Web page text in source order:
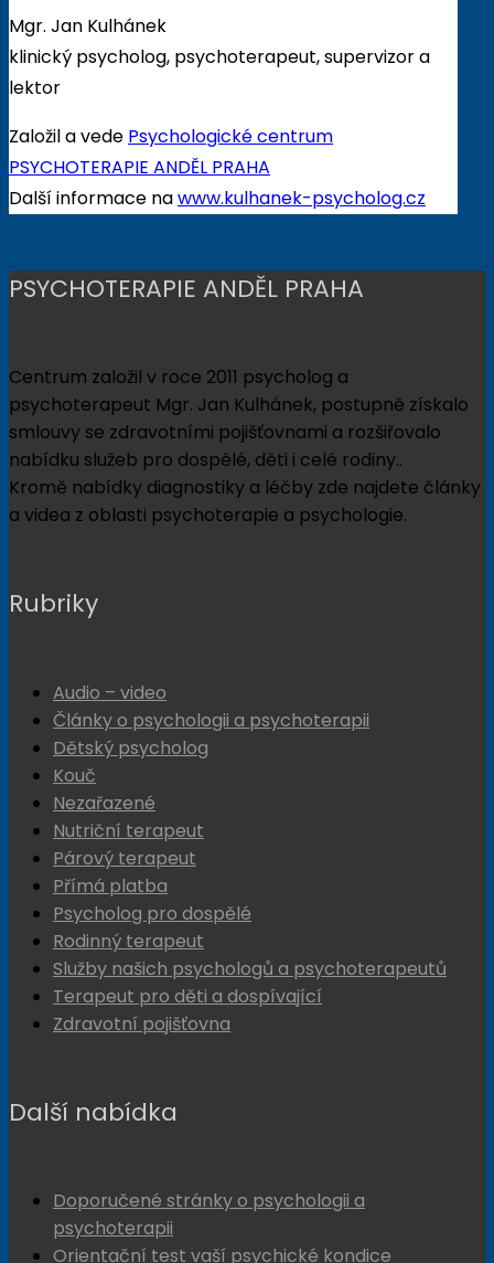
Mgr. Jan Kulhánek
klinický psycholog, psychoterapeut, supervizor a
lektor
Založil a vede Psychologické centrum
PSYCHOTERAPIE ANDĚL PRAHA
Další informace nawww.kulhanek-psycholog.cz
PSYCHOTERAPIE ANDĚL PRAHA
Centrum založil v roce 2011 psycholog a
psychoterapeut Mgr. Jan Kulhánek, postupně získalo
smlouvy se zdravotními pojišťovnami a rozšiřovalo
nabídku služeb pro dospělé, děti i celé rodiny..
Kromě nabídky diagnostiky a léčby zde najdete články
a videa z oblasti psychoterapie a psychologie.
Rubriky
Audio – video
Články o psychologii a psychoterapii
Dětský psycholog
Kouč
Nezařazené
Nutriční terapeut
Párový terapeut
Přímá platba
Psycholog pro dospělé
Rodinný terapeut
Služby našich psychologů a psychoterapeutů
Terapeut pro děti a dospívající
Zdravotní pojišťovna
Další nabídka
Doporučené stránky o psychologii a
psychoterapii
Orientační test vaší psychické kondice